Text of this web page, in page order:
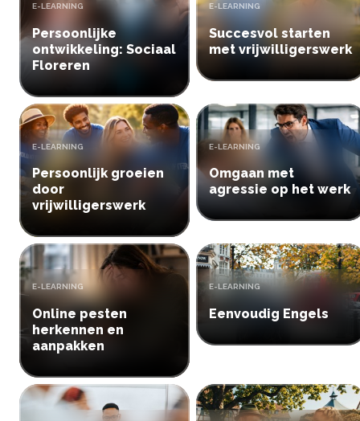
Persoonlijke
ontwikkeling: Sociaal
Floreren
TYPE:
E-LEARNING
Succesvol starten
met vrijwilligerswerk
TYPE:
E-LEARNING
Persoonlijk groeien
door
vrijwilligerswerk
TYPE:
E-LEARNING
Omgaan met
agressie op het werk
TYPE:
E-LEARNING
Online pesten
herkennen en
aanpakken
TYPE:
E-LEARNING
Eenvoudig Engels
TYPE:
E-LEARNING